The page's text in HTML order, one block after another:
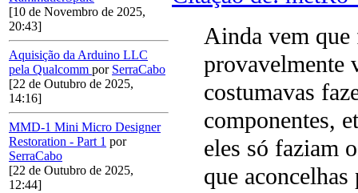
[10 de Novembro de 2025,
20:43]
Aquisição da Arduino LLC
pela Qualcomm por SerraCabo
[22 de Outubro de 2025,
14:16]
MMD-1 Mini Micro Designer
Restoration - Part 1 por
SerraCabo
[22 de Outubro de 2025,
12:44]
Ainda vem que
provavelmente
costumavas
componentes,
eles só faziam
que aconcelhas